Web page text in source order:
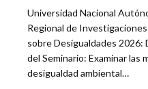
Universidad Nacional
Regional de
sobre Desigualdades
del Seminario: Examinar las
desigualdad ambiental…